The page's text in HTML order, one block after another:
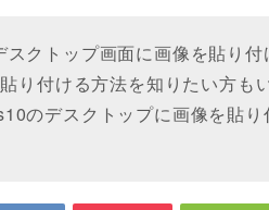
クトップ画面に画像を貼り付
り付ける方法を知りたい方も
のデスクトップに画像を貼り